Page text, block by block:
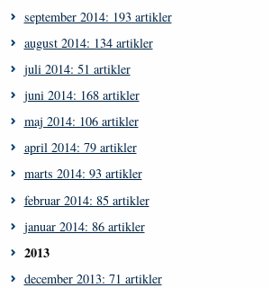
september 2014: 193 artikler
august 2014: 134 artikler
juli 2014: 51 artikler
juni 2014: 168 artikler
maj 2014: 106 artikler
april 2014: 79 artikler
marts 2014: 93 artikler
februar 2014: 85 artikler
januar 2014: 86 artikler
2013
december 2013: 71 artikler